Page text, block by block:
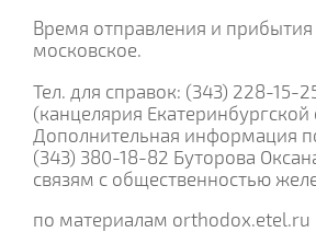
Время отправления и
московское.
Тел. для справок: (343) 228-15-
(канцелярия Екатеринбургской
Дополнительная информация
(343) 380-18-82 Буторова
связям с общественностью
по материалам orthodox.etel.ru